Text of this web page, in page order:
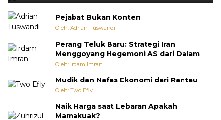
Pejabat Bukan Konten
Oleh: Adrian Tuswandi
Perang Teluk Baru: Strategi Iran
Menggoyang Hegemoni AS dari Dalam
Oleh: Irdam Imran
Mudik dan Nafas Ekonomi dari Rantau
Oleh: Two Efly
Naik Harga saat Lebaran Apakah
Mamakuak?